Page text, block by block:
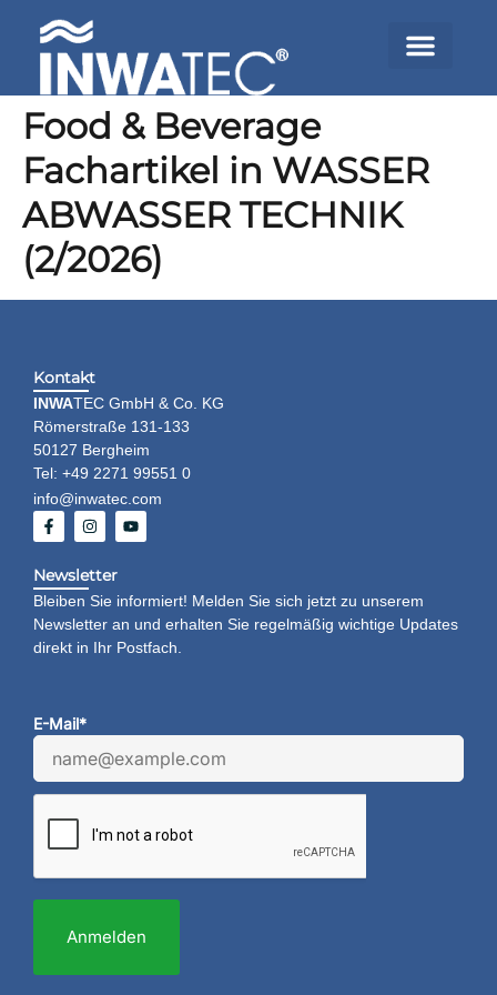
Food & Beverage
Fachartikel in WASSER
ABWASSER TECHNIK
(2/2026)
Kontakt
INWATEC GmbH & Co. KG
Römerstraße 131-133
50127 Bergheim
Tel: +49 2271 99551 0
info@inwatec.com
Newsletter
Bleiben Sie informiert! Melden Sie sich jetzt zu unserem
Newsletter an und erhalten Sie regelmäßig wichtige Updates
direkt in Ihr Postfach.
E-Mail*
Anmelden